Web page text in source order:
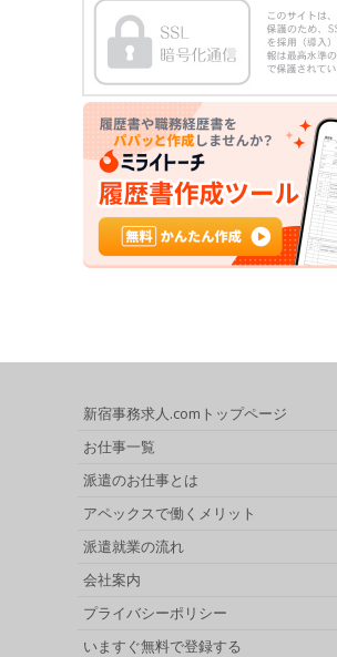
新宿事務求人.comトップページ
お仕事一覧
派遣のお仕事とは
アペックスで働くメリット
派遣就業の流れ
会社案内
プライバシーポリシー
いますぐ無料で登録する